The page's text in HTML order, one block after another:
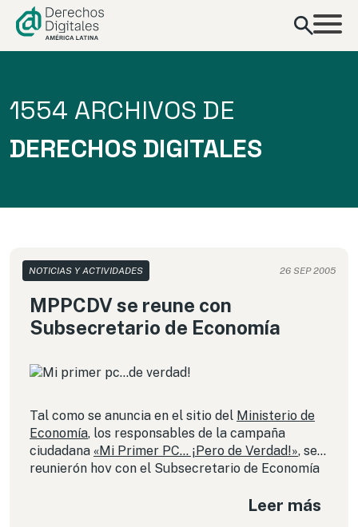
contenido
1554 ARCHIVOS DE
DERECHOS DIGITALES
NOTICIAS Y ACTIVIDADES 26 SEP 2005
MPPCDV se reune con
Subsecretario de Economía
Tal como se anuncia en el sitio del Ministerio de
Economía, los responsables de la campaña
ciudadana «Mi Primer PC… ¡Pero de Verdad!», se
reunierón hoy con el Subsecretario de Economía
Leer más